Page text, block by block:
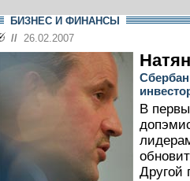
БИЗНЕС И ФИНАНСЫ
// 26.02.2007
В
Другой